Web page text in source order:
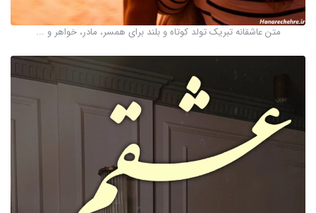
متن عاشقانه تبریک تولد کوتاه و بلند برای همسر، مادر، خواهر و ...